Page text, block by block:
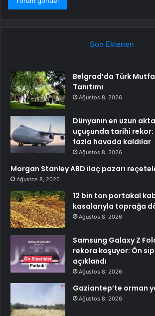
Son Eklenen
Belgrad’da Türk
Tanıtımı
Ağustos 8, 2026
Dünyanın en uzun
uçuşunda tarihi
fazla havada kaldılar
Ağustos 8, 2026
Morgan Stanley ABD ilaç pazarı
Ağustos 8, 2026
12 bin ton portakal
kasalarıyla toprağa
Ağustos 8, 2026
Samsung Galaxy Z
rekora koşuyor: Ön
açıklandı
Ağustos 8, 2026
Gaziantep’te orman
Ağustos 8, 2026